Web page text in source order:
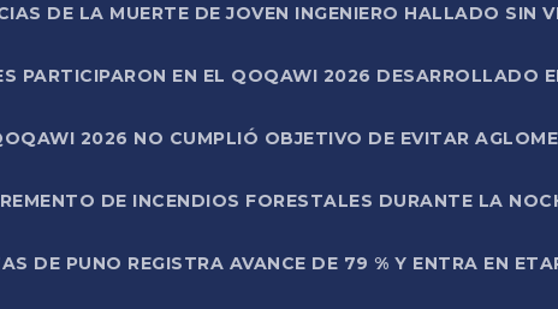
DE LA MUERTE DE JOVEN INGENIERO HALLADO SIN
PARTICIPARON EN EL QOQAWI 2026 DESARROLLADO
2026 NO CUMPLIÓ OBJETIVO DE EVITAR
DE INCENDIOS FORESTALES DURANTE LA
DE PUNO REGISTRA AVANCE DE 79 % Y ENTRA EN